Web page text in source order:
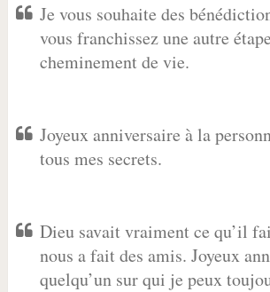
Je vous souhaite des
vous franchissez une autre
cheminement de vie.
Joyeux anniversaire à la
tous mes secrets.
Dieu savait vraiment ce qu’il
nous a fait des amis. Joyeux
quelqu’un sur qui je peux